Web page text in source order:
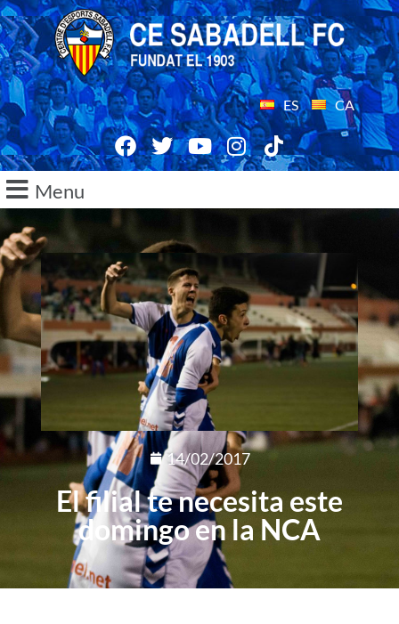
ES CA
Menu
14/02/2017
El filial te necesita este
domingo en la NCA